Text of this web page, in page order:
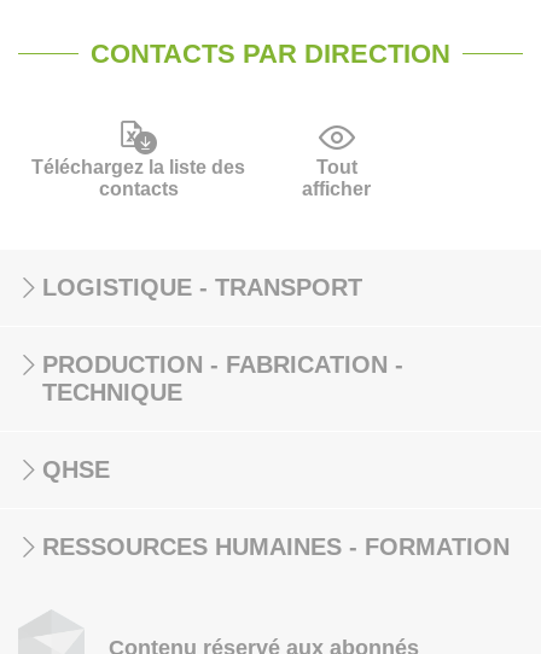
CONTACTS PAR DIRECTION
Téléchargez la liste des
contacts
Tout
afficher
LOGISTIQUE - TRANSPORT
PRODUCTION - FABRICATION -
TECHNIQUE
QHSE
RESSOURCES HUMAINES - FORMATION
Contenu réservé aux abonnés